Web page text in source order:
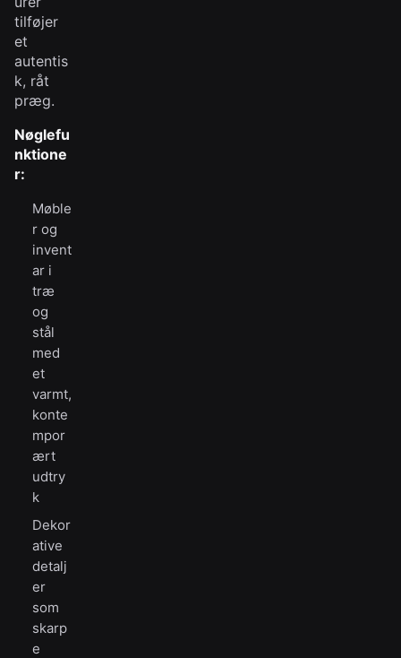
tilføjer
et
autentis
k, råt
præg.
Nøglefu
nktione
r:
Møble
r og
invent
ar i
træ
og
stål
med
et
varmt,
konte
mpor
ært
udtry
k
Dekor
ative
detalj
er
som
skarp
e